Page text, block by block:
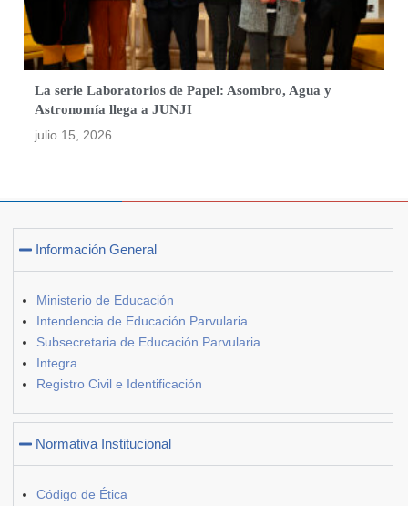
La serie Laboratorios de Papel: Asombro, Agua y
Astronomía llega a JUNJI
julio 15, 2026
Información General
Ministerio de Educación
Intendencia de Educación Parvularia
Subsecretaria de Educación Parvularia
Integra
Registro Civil e Identificación
Normativa Institucional
Código de Ética